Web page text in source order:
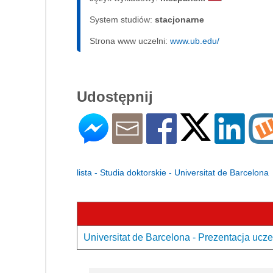
System studiów: sta­cjo­nar­ne
Strona www uczelni: www.ub.edu/
Udostępnij
lista - Studia doktorskie - Universitat de Barcelona
Universitat de Barcelona - Prezentacja